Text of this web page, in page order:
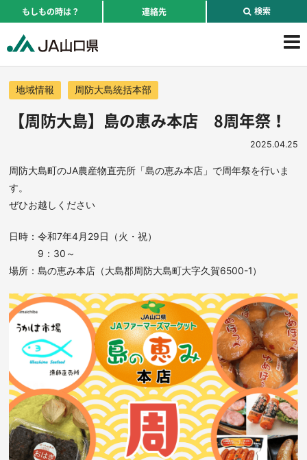
もしもの時は？ 連絡先 検索
地域情報 周防大島統括本部
【周防大島】島の恵み本店 8周年祭！
2025.04.25
周防大島町のJA農産物直売所「島の恵み本店」で周年祭を行いま
す。
ぜひお越しください
日時：令和7年4月29日（火・祝）
9：30～
場所：島の恵み本店（大島郡周防大島町大字久賀6500-1）